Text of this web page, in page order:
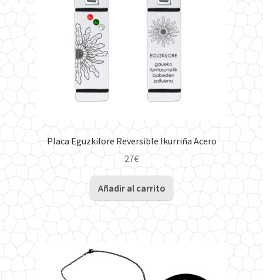
Placa Eguzkilore Reversible Ikurriña Acero
27€
Añadir al carrito